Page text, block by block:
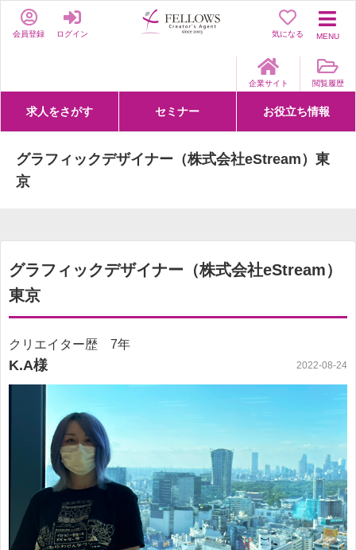
会員登録 ログイン 気になる MENU
企業サイト 閲覧履歴
求人をさがす
詳細条件からさがす
求人特集からさがす
セミナー
セミナーをさがす
クリエイティブNEXT
クリエイターズファーム
e-ラーニング
Fellows Creative Academy
企業研修
お役立ち情報
お役立ち情報一覧
聞くは一時、聞かぬは一生
クリエイターのお仕事図鑑
クリエイターの声
Q&A
企業様向けお役立ち情報
グラフィックデザイナー（株式会社eStream）東
京
グラフィックデザイナー（株式会社eStream）
東京
クリエイター歴 7年
K.A様 2022-08-24